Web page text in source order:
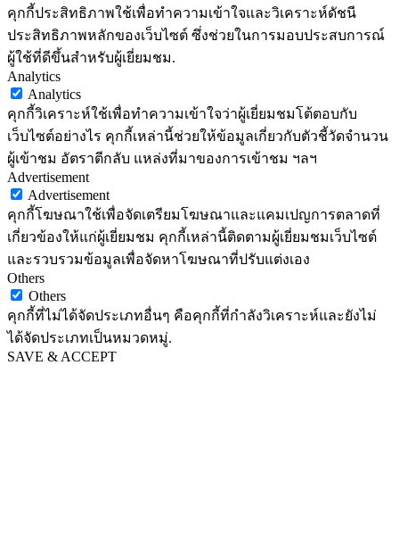
คุกกี้ประสิทธิภาพใช้เพื่อทำความเข้าใจและวิเคราะห์ดัชนี
ประสิทธิภาพหลักของเว็บไซต์ ซึ่งช่วยในการมอบประสบการณ์
ผู้ใช้ที่ดีขึ้นสำหรับผู้เยี่ยมชม.
Analytics
Analytics
คุกกี้วิเคราะห์ใช้เพื่อทำความเข้าใจว่าผู้เยี่ยมชมโต้ตอบกับ
เว็บไซต์อย่างไร คุกกี้เหล่านี้ช่วยให้ข้อมูลเกี่ยวกับตัวชี้วัดจำนวน
ผู้เข้าชม อัตราตีกลับ แหล่งที่มาของการเข้าชม ฯลฯ
Advertisement
Advertisement
คุกกี้โฆษณาใช้เพื่อจัดเตรียมโฆษณาและแคมเปญการตลาดที่
เกี่ยวข้องให้แก่ผู้เยี่ยมชม คุกกี้เหล่านี้ติดตามผู้เยี่ยมชมเว็บไซต์
และรวบรวมข้อมูลเพื่อจัดหาโฆษณาที่ปรับแต่งเอง
Others
Others
คุกกี้ที่ไม่ได้จัดประเภทอื่นๆ คือคุกกี้ที่กำลังวิเคราะห์และยังไม่
ได้จัดประเภทเป็นหมวดหมู่.
SAVE & ACCEPT